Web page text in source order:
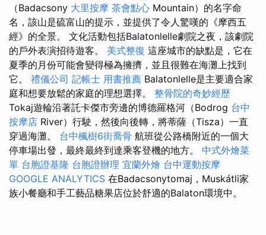
（Badacsony 大里按摩 茶會點心 Mountain）的名字命
名，該山是硫富山的提示，並提供了令人驚嘆的《摩西五
經》的全景。 文化活動包括Balatonlelle劇院之夜，該劇院
的戶外表演招待遊客。 美式整復 這座城市的缺點是，它在
夏季的月份可能會變得極為擁擠，並且很難在海灘上找到
它。 禮儀公司 記帳士 用書推薦 Balatonlelle是主要適合家
庭和想要放鬆的家庭的理想選擇。 整骨院的奇妙經歷
Tokaj遊輪沿著託卡傑市旁邊的博德羅格河（Bodrog 台中
按摩店 River）行駛，然後向後轉，將蒂薩（Tisza）一直
穿過海灘。 台中楓樹6街喬骨 航班從公路橋附近的一個大
停車場出發，最終最終到達乘客登機的地方。 中式外燴菜
單 台胞證基隆 台胞證辦理 宜蘭外燴 台中運動按摩
GOOGLE ANALYTICS 在Badacsonytomaj，Muskátli家
族小餐廳和手工藝品糖果店位於舒適的Balaton環境中。